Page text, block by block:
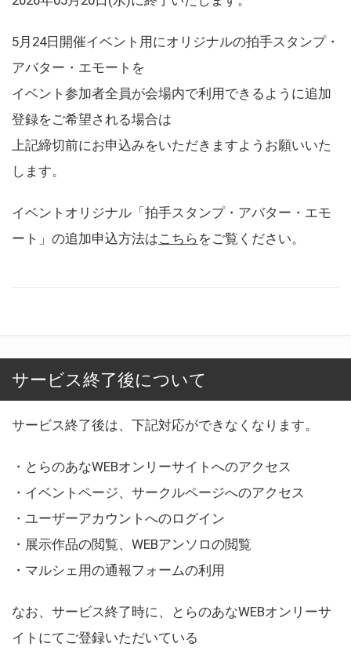
5月24日開催イベント用にオリジナルの拍手スタンプ・
アバター・エモートを
イベント参加者全員が会場内で利用できるように追加
登録をご希望される場合は
上記締切前にお申込みをいただきますようお願いいた
します。
イベントオリジナル「拍手スタンプ・アバター・エモ
ート」の追加申込方法はこちら をご覧ください。
サービス終了後について
サービス終了後は、下記対応ができなくなります。
・とらのあなWEBオンリーサイトへのアクセス
・イベントページ、サークルページへのアクセス
・ユーザーアカウントへのログイン
・展示作品の閲覧、WEBアンソロの閲覧
・マルシェ用の通報フォームの利用
なお、サービス終了時に、とらのあなWEBオンリーサ
イトにてご登録いただいている